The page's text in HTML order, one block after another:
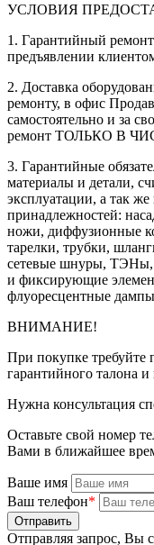
УСЛОВИЯ
1. Гарантийный
предъявлении
2. Доставка
ремонту, в офис
самостоятельно и за
ремонт ТОЛЬКО В
3. Гарантийные
материалы и детали,
эксплуатации, а так
принадлежностей:
ножи, диффузионные
тарелки, трубки,
сетевые шнуры, ТЭНы,
и фиксирующие
флуоресцентные
ВНИМАНИЕ!
При покупке требуйте
гарантийного талона
Нужна консультация
Оставьте свой номер
Вами в ближайшее
Ваше имя
Ваш телефон*
Отправляя запрос, Вы